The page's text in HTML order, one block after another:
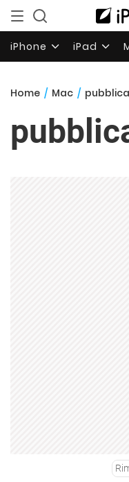
iPhone iPad
Home / Mac /